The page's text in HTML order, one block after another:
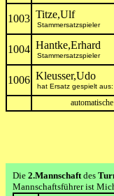
1003 Titze,Ulf
Stammersatzspieler
1004 Hantke,Erhard
Stammersatzspieler
1006 Kleusser,Udo
hat Ersatz gespielt aus:
Die 2.Mannschaftdes
Mannschaftsführer ist